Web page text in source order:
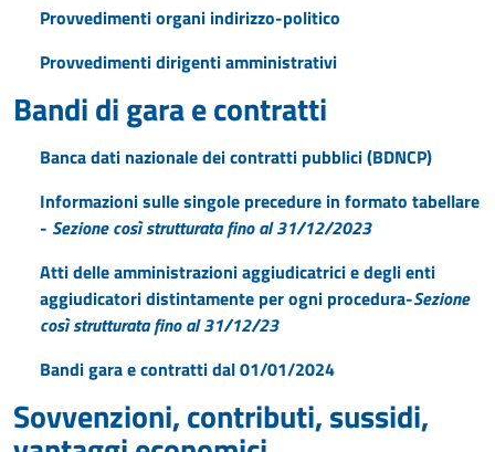
Provvedimenti organi indirizzo-politico
Provvedimenti dirigenti amministrativi
Bandi di gara e contratti
Banca dati nazionale dei contratti pubblici (BDNCP)
Informazioni sulle singole precedure in formato tabellare
- Sezione così strutturata fino al 31/12/2023
Atti delle amministrazioni aggiudicatrici e degli enti
aggiudicatori distintamente per ogni procedura-Sezione
così strutturata fino al 31/12/23
Bandi gara e contratti dal 01/01/2024
Sovvenzioni, contributi, sussidi,